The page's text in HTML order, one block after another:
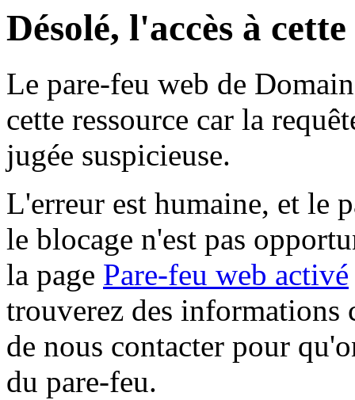
Désolé, l'accès à
Le pare-feu web de
cette ressource car la
jugée suspicieuse.
L'erreur est humaine, et le
le blocage n'est pas
la page Pare-feu web activé
trouverez des informations
de nous contacter pour
du pare-feu.